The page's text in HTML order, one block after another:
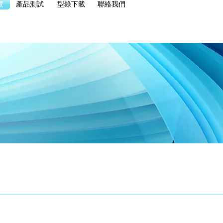
產品測試 型錄下載 聯絡我們